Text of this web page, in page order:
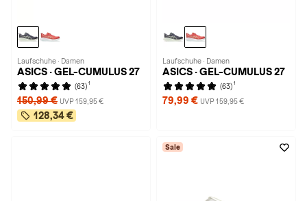
Laufschuhe · Damen
ASICS · GEL-CUMULUS 27
(63) 1
150,99 € UVP 159,95 €
128,34 €
Laufschuhe · Damen
ASICS · GEL-CUMULUS 27
(63) 1
79,99 € UVP 159,95 €
Sale